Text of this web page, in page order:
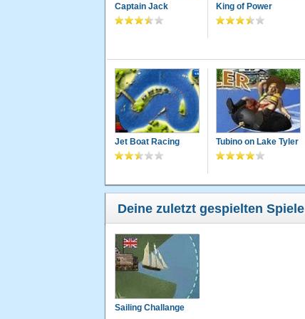
Captain Jack King of Power
Jet Boat Racing Tubino on Lake Tyler
Deine zuletzt gespielten Spiele
Sailing Challange